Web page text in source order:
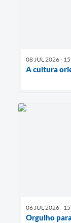
08 JUL 2026 -
A cultura
06 JUL 2026 -
Orgulho